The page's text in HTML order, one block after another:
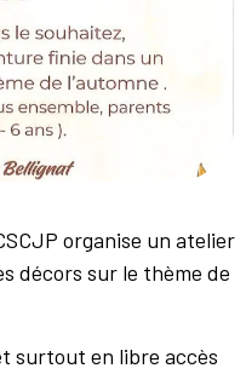
organise un atelier
décors sur le thème de
surtout en libre accès